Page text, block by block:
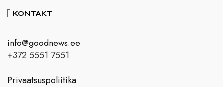
KONTAKT
info@goodnews.ee
+372 5551 7551
Privaatsuspoliitika